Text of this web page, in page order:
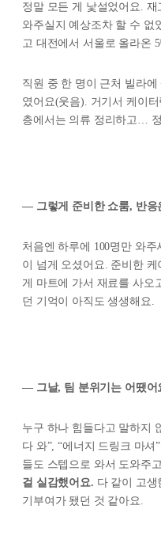
정말 모든 게 낯설었어요. 재
와주실지 예상조차 할 수 없
고 대전에서 서울로 올라온
직원 중 한 명이 근처 빌라
였어요(웃음). 거기서 케이
층에서는 의류 정리하고…
— 그렇게 준비한 쇼룸, 반응
처음엔 하루에 100명만 와
이 넘게 오셨어요. 준비한
게 마트에 가서 재료를 사오
던 기억이 아직도 생생해요.
— 그날, 팀 분위기는 어땠어
누구 하나 힘들다고 말하지
다 와”, “에너지 드링크 마
들도 스텝으로 와서 도와주
걸 실감했어요. 다 같이 고
기부여가 됐던 것 같아요.